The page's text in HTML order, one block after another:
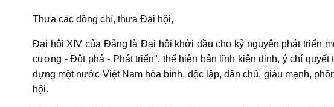
Thưa các đồng chí, thưa Đại hội,
Đại hội XIV của Đảng là Đại hội khởi đầu cho kỷ nguyên phát triển
cương - Đột phá - Phát triển", thể hiện bản lĩnh kiên định, ý chí
dựng một nước Việt Nam hòa bình, độc lập, dân chủ, giàu mạnh,
hội.